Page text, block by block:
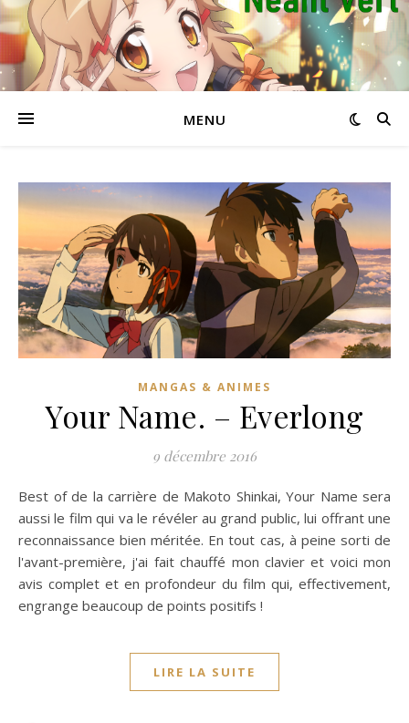
MENU
MANGAS & ANIMES
Your Name. – Everlong
9 décembre 2016
Best of de la carrière de Makoto Shinkai, Your Name sera
aussi le film qui va le révéler au grand public, lui offrant une
reconnaissance bien méritée. En tout cas, à peine sorti de
l'avant-première, j'ai fait chauffé mon clavier et voici mon
avis complet et en profondeur du film qui, effectivement,
engrange beaucoup de points positifs !
LIRE LA SUITE